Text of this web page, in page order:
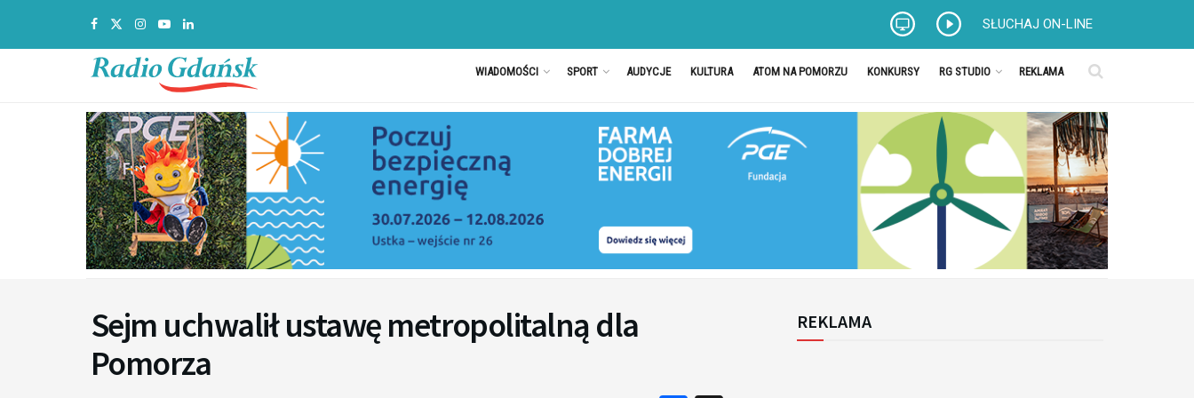
SŁUCHAJ ON-LINE
WIADOMOŚCI SPORT AUDYCJE KULTURA ATOM NA POMORZU KONKURSY RG STUDIO REKLAMA
Sejm uchwalił ustawę metropolitalną dla
Pomorza
REKLAMA